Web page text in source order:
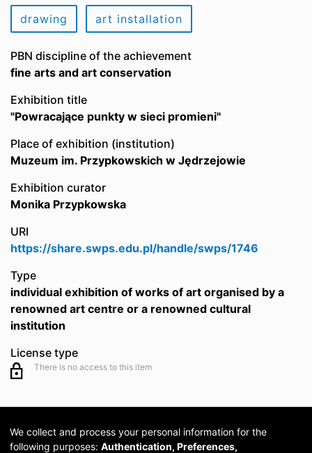
drawing art installation
PBN discipline of the achievement
fine arts and art conservation
Exhibition title
"Powracające punkty w sieci promieni"
Place of exhibition (institution)
Muzeum im. Przypkowskich w Jędrzejowie
Exhibition curator
Monika Przypkowska
URI
https://share.swps.edu.pl/handle/swps/1746
Type
individual exhibition of works of art organised by a
renowned art centre or a renowned cultural
institution
License type
There is no access to this item
We collect and process your personal information for the
following purposes: Authentication, Preferences,